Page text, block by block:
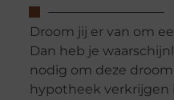
Droom jij er van om
Dan heb je
nodig om deze
hypotheek verkrijgen